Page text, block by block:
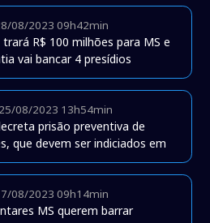
08/2023 09h42min
R$ 100 milhões para MS e
vai bancar 4 presídios
25/08/2023 13h54min
prisão preventiva de
que devem ser indiciados em
08/2023 09h14min
MS querem barrar